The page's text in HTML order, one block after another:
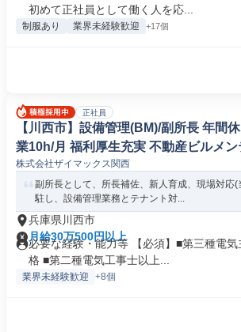
初めて正社員として働く人を応...
制服あり 業界未経験歓迎 +17個
正社員
【川西市】設備管理(BM)/副所長 年間
業10h/月 福利厚生充実 不動産ビルメ
株式会社ザイマックス関西
副所長として、所長補佐、新人育成、現場対応(
駐し、設備管理業務とテナント対...
兵庫県川西市
月給30万500円以上
必要な経験・能力等 【必須】■第三種電
格 ■第二種電気工事士以上...
業界未経験歓迎 +8個